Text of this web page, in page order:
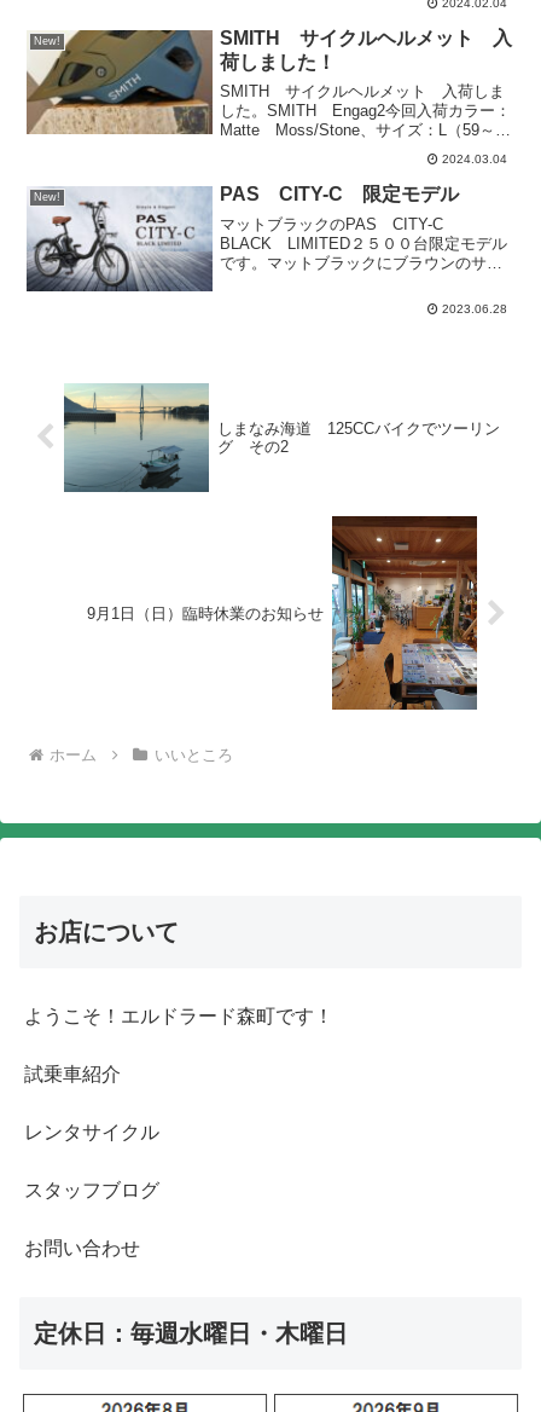
クリストさんが来店されました。今年も
ぜひ当店を休憩ポイントにご利用くださ
い！少...
New!
SMITH サイクルヘルメット 入
荷しました！
SMITH サイクルヘルメット 入荷しま
した。SMITH Engag2今回入荷カラー：
Matte Moss/Stone、サイズ：L（59～62
2024.03.04
New! PAS CITY-C 限定モデル
マットブラックのPAS CITY-C
BLACK LIMITED２５００台限定モデル
です。マットブラックにブラウンのサド
も限定カラーのブラウンです。
YAMAHAPAS CITY-C BLACK LI...
2023.06.28
しまなみ海道 125CCバイクでツーリン
グ その2
9月1日（日）臨時休業のお知らせ
ホーム いいところ
お店について
ようこそ！エルドラード森町です！
試乗車紹介
レンタサイクル
スタッフブログ
お問い合わせ
定休日：毎週水曜日・木曜日